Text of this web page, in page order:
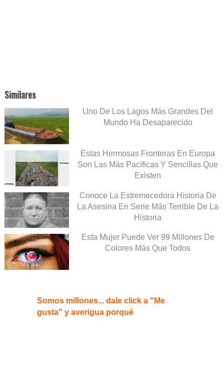
Similares
Uno De Los Lagos Más Grandes Del
Mundo Ha Desaparecido
Estas Hermosas Fronteras En Europa
Son Las Más Pacificas Y Sencillas Que
Existen
Conoce La Estremecedora Historia De
La Asesina En Serie Más Terrible De La
Historia
Esta Mujer Puede Ver 99 Millones De
Colores Más Que Todos
Somos millones... dale click a "Me
gusta" y averigua porqué